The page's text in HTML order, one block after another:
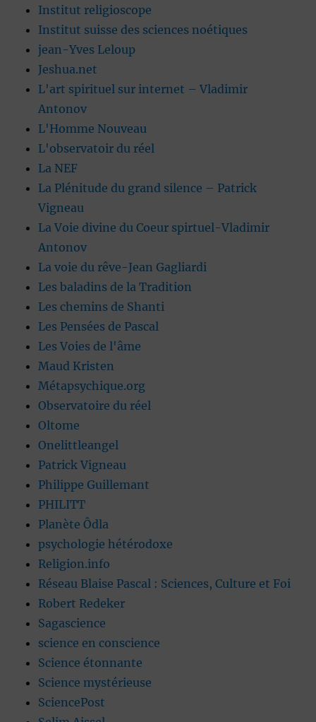
Institut religioscope
Institut suisse des sciences noétiques
jean-Yves Leloup
Jeshua.net
L'art spirituel sur internet – Vladimir
Antonov
L'Homme Nouveau
L'observatoir du réel
La NEF
La Plénitude du grand silence – Patrick
Vigneau
La Voie divine du Coeur spirtuel-Vladimir
Antonov
La voie du rêve-Jean Gagliardi
Les baladins de la Tradition
Les chemins de Shanti
Les Pensées de Pascal
Les Voies de l'âme
Maud Kristen
Métapsychique.org
Observatoire du réel
Oltome
Onelittleangel
Patrick Vigneau
Philippe Guillemant
PHILITT
Planète Ôdla
psychologie hétérodoxe
Religion.info
Réseau Blaise Pascal : Sciences, Culture et Foi
Robert Redeker
Sagascience
science en conscience
Science étonnante
Science mystérieuse
SciencePost